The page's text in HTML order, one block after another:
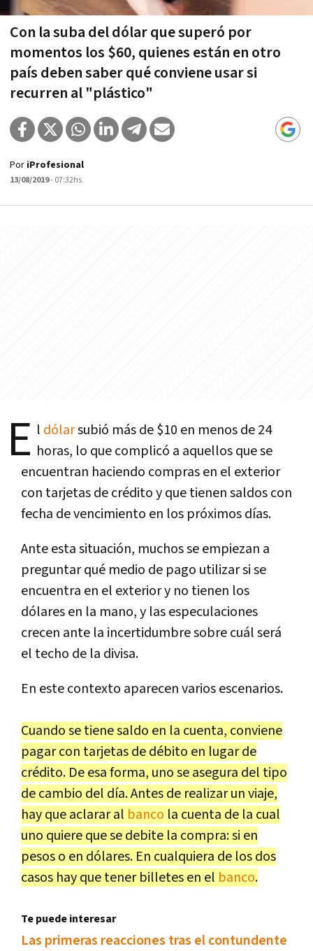
Con la suba del dólar que superó por
momentos los $60, quienes están en otro
país deben saber qué conviene usar si
recurren al "plástico"
Por iProfesional
13/08/2019- 07:32hs
E l dólarsubió más de $10 en menos de 24
horas, lo que complicó a aquellos que se
encuentran haciendo compras en el exterior
con tarjetas de crédito y que tienen saldos con
fecha de vencimiento en los próximos días.
Ante esta situación, muchos se empiezan a
preguntar qué medio de pago utilizar si se
encuentra en el exterior y no tienen los
dólares en la mano, y las especulaciones
crecen ante la incertidumbre sobre cuál será
el techo de la divisa.
En este contexto aparecen varios escenarios.
Cuando se tiene saldo en la cuenta, conviene
pagar con tarjetas de débito en lugar de
crédito. De esa forma, uno se asegura del tipo
de cambio del día. Antes de realizar un viaje,
hay que aclarar al banco la cuenta de la cual
uno quiere que se debite la compra: si en
pesos o en dólares. En cualquiera de los dos
casos hay que tener billetes en el banco.
Te puede interesar
Las primeras reacciones tras el contundente